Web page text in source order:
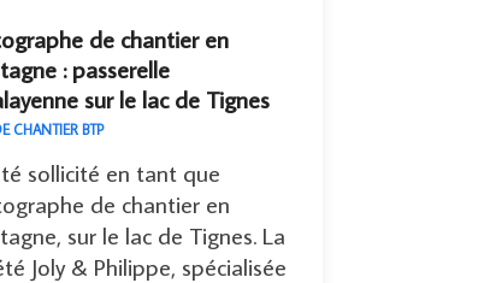
de chantier en
: passerelle
sur le lac de Tignes
CHANTIER BTP
sollicité en tant que
de chantier en
sur le lac de Tignes. La
Joly & Philippe, spécialisée